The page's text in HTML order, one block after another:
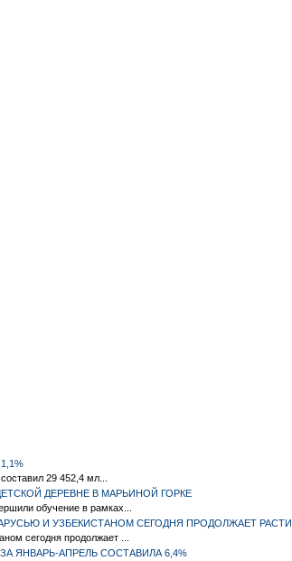
29 452,4 мл...
ДЕРЕВНЕ В МАРЬИНОЙ ГОРКЕ
обучение в рамках...
И УЗБЕКИСТАНОМ СЕГОДНЯ ПРОДОЛЖАЕТ РАСТИ
сегодня продолжает ...
ЯНВАРЬ-АПРЕЛЬ СОСТАВИЛА 6,4%